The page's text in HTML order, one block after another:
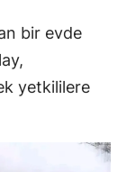
bir evde
yetkililere